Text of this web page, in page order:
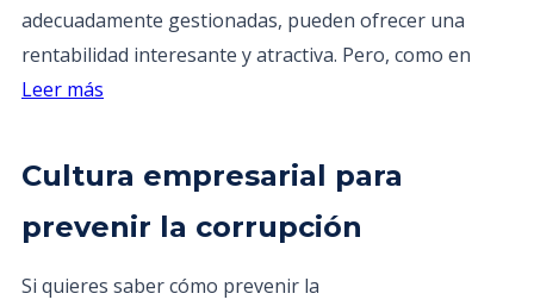
adecuadamente gestionadas, pueden ofrecer una
rentabilidad interesante y atractiva. Pero, como en
Leer más
Cultura empresarial para
prevenir la corrupción
Si quieres saber cómo prevenir la